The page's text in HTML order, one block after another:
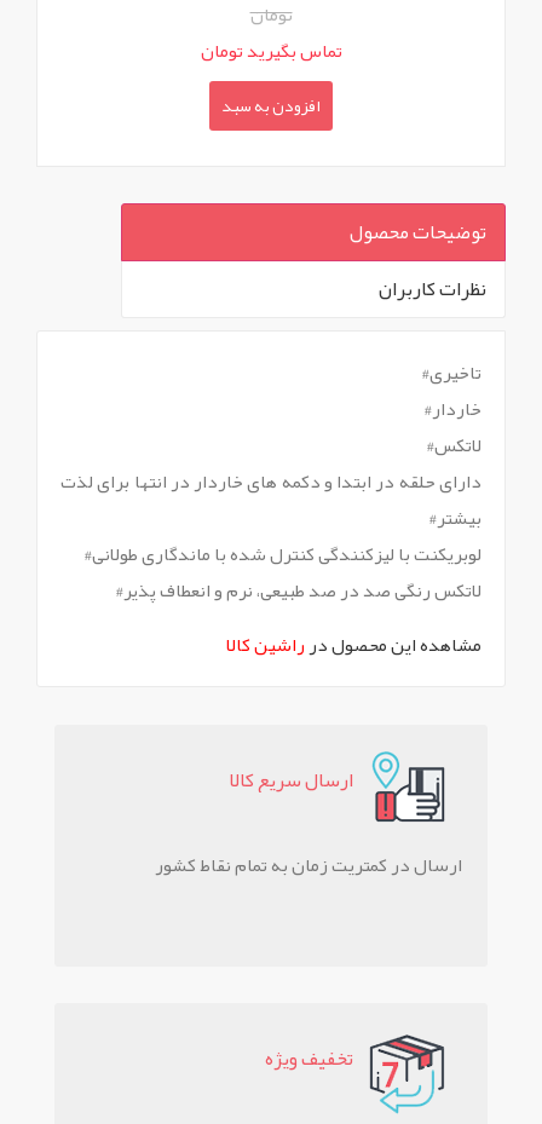
تومان
تماس بگیرید تومان
افزودن به سبد
توضیحات محصول
نظرات کاربران
تاخیری#
خاردار#
لاتکس#
دارای حلقه در ابتدا و دکمه های خاردار در انتها برای لذت
بیشتر#
لوبریکنت با لیزکنندگی کنترل شده با ماندگاری طولانی#
لاتکس رنگی صد در صد طبیعی، نرم و انعطاف پذیر#
مشاهده این محصول درراشین کالا
ارسال سريع کالا
ارسال در کمتریت زمان به تمام نقاط کشور
تخفيف ويژه